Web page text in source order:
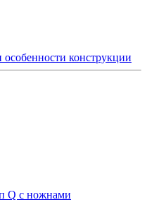
конструкции
Q с ножнами